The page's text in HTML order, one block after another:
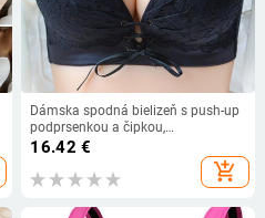
Dámska spodná bielizeň s push-up
podprsenkou a čipkou,
protišmyková, s zadným dielom,
16.42 €
add_shopping_cart